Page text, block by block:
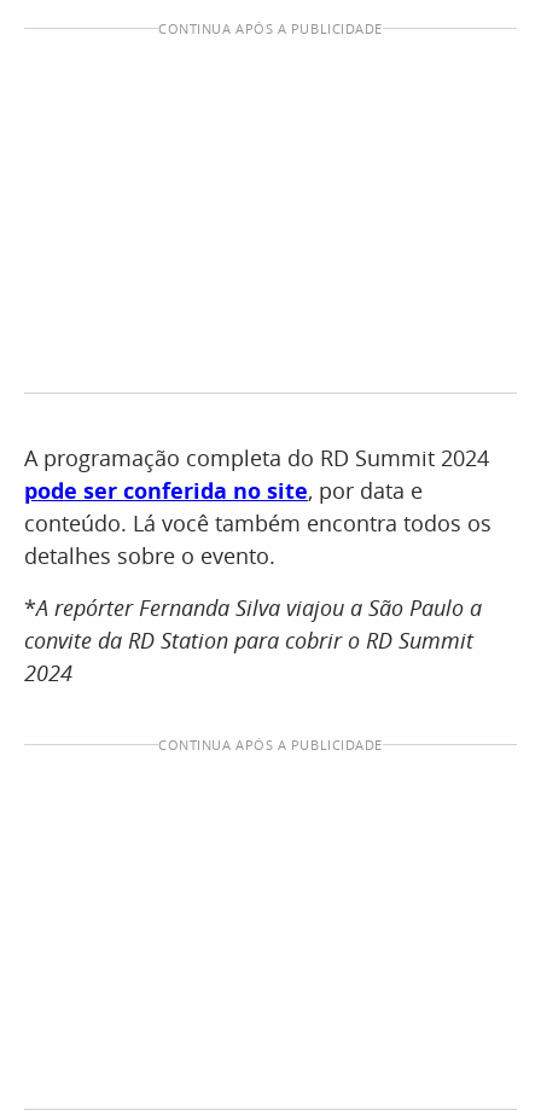
CONTINUA APÓS A PUBLICIDADE
A programação completa do RD Summit 2024
pode ser conferida no site, por data e
conteúdo. Lá você também encontra todos os
detalhes sobre o evento.
*A repórter Fernanda Silva viajou a São Paulo a
convite da RD Station para cobrir o RD Summit
2024
CONTINUA APÓS A PUBLICIDADE